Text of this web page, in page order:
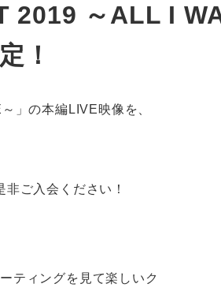
～ALL I
！
」の本編LIVE映像を、
ご入会ください！
ティングを見て楽しいク